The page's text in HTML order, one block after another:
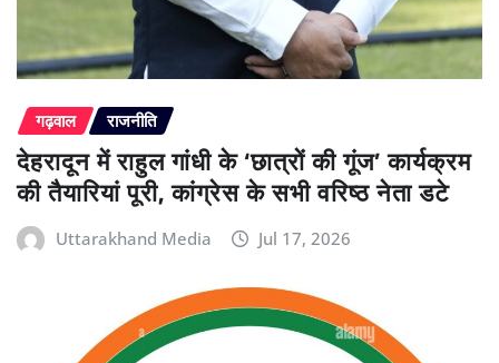
गढ़वाल राजनीति
देहरादून में राहुल गांधी के ‘छात्रों की गूंज’ कार्यक्रम
की तैयारियां पूरी, कांग्रेस के सभी वरिष्ठ नेता डटे
Uttarakhand Media Jul 17, 2026